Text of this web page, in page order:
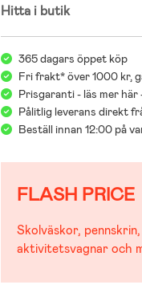
Hitta i butik
365 dagars öppet köp
Fri frakt* över 1000 kr,
Prisgaranti - läs mer här
Pålitlig leverans direkt
Beställ innan 12:00 på
FLASH PRICE
Skolväskor,
aktivitetsvagnar och